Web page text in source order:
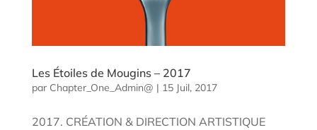
Les Étoiles de Mougins – 2017
par Chapter_One_Admin@ | 15 Juil, 2017
2017. CRÉATION & DIRECTION ARTISTIQUE